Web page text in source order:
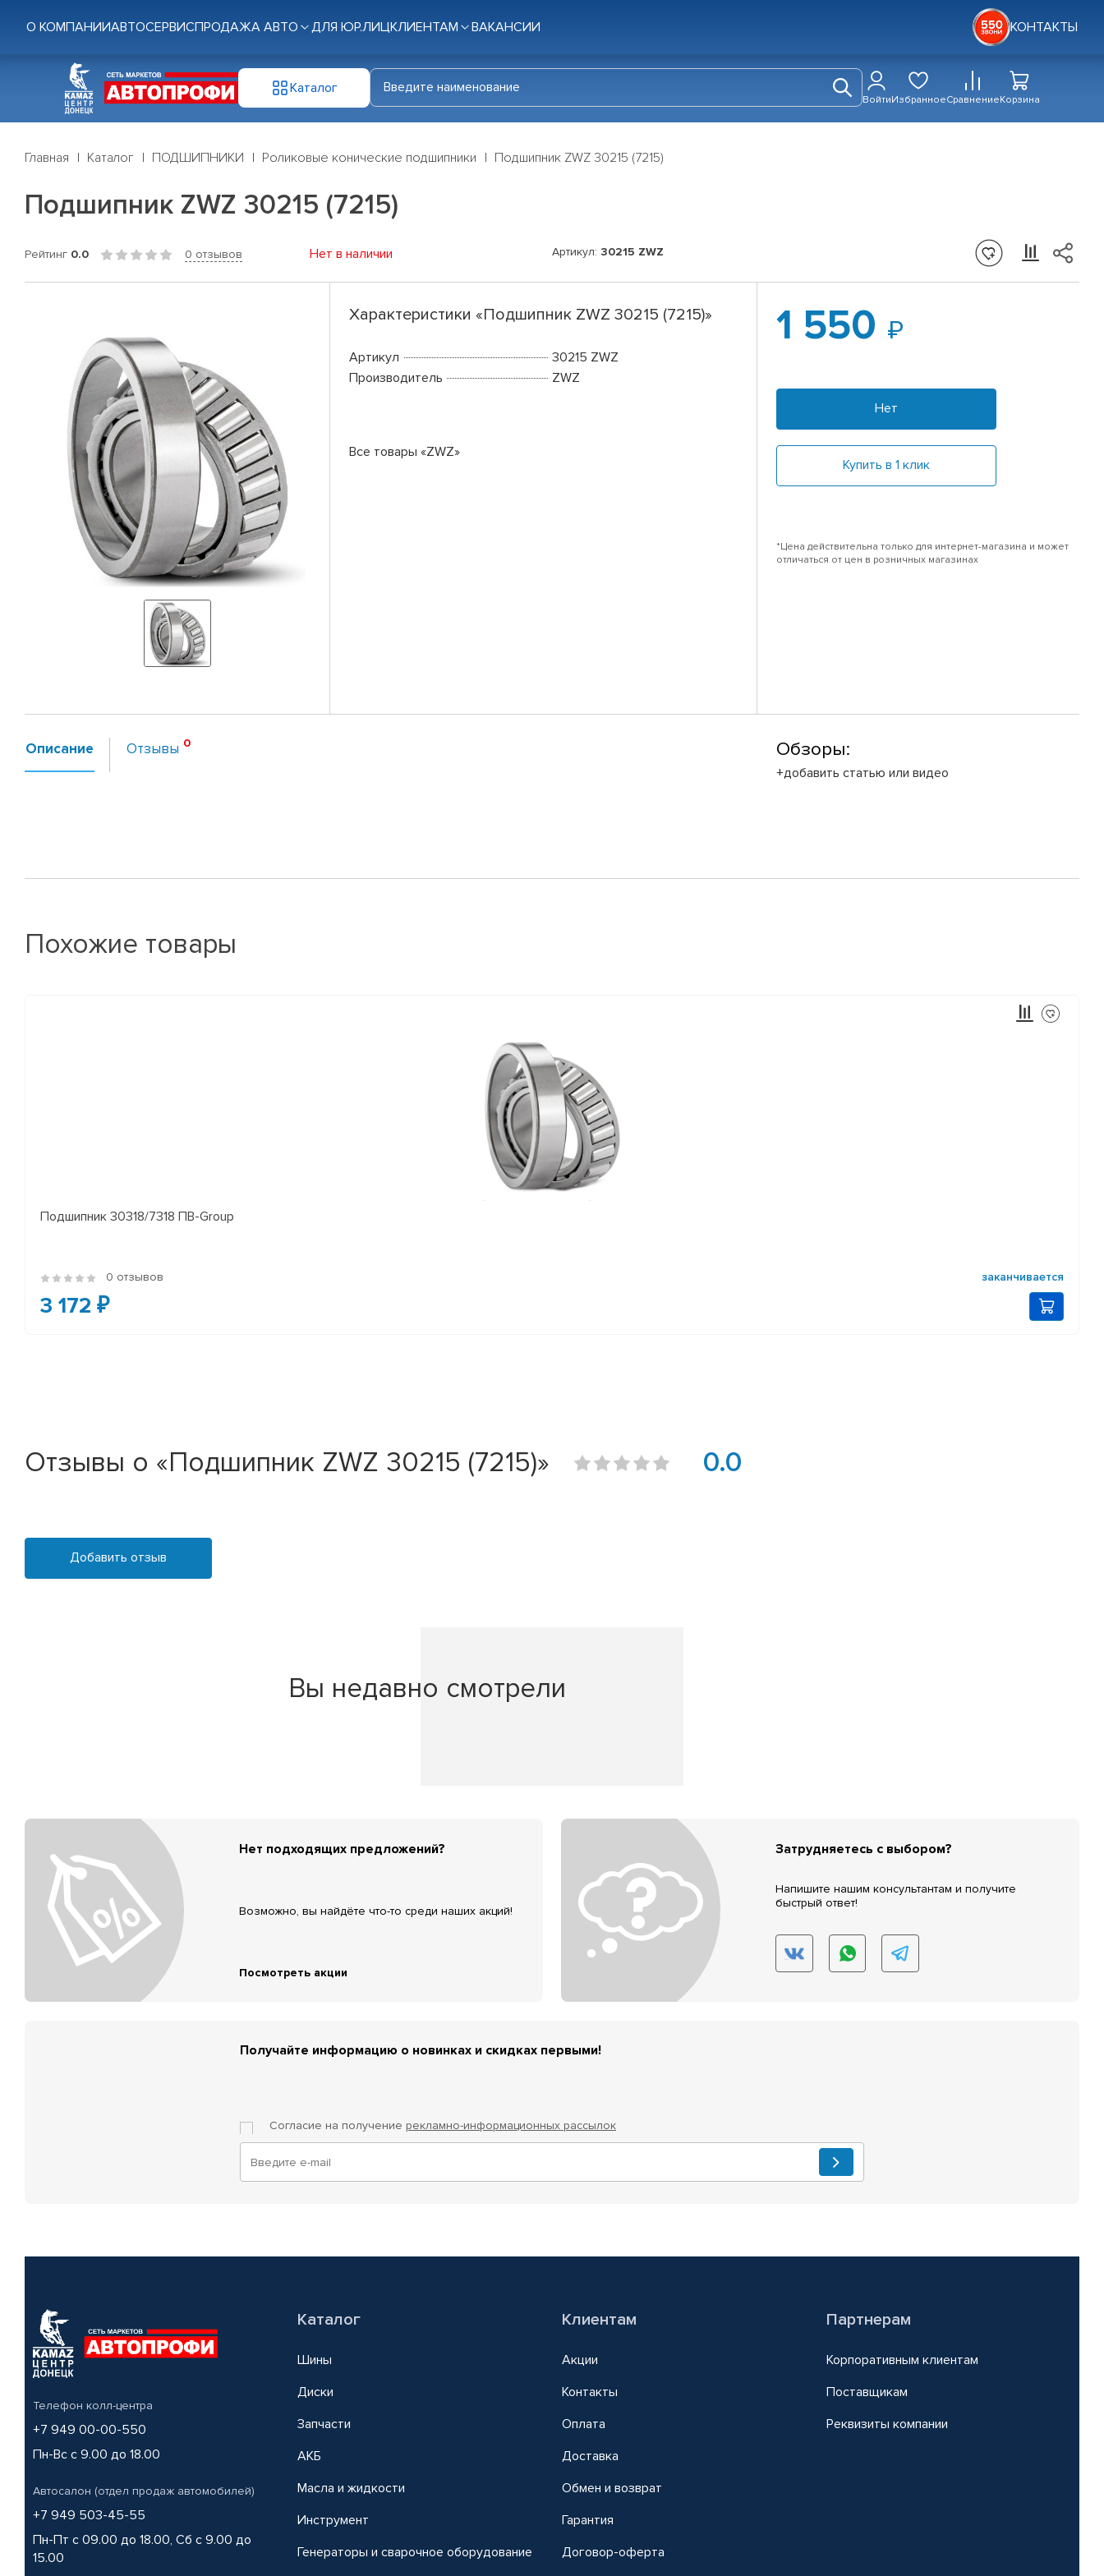
О КОМПАНИИАВТОСЕРВИСПРОДАЖА АВТО ДЛЯ ЮР.ЛИЦКЛИЕНТАМ ВАКАНСИИ КОНТАКТЫ
Каталог
ВойтиИзбранноеСравнениеКорзина
Главная Каталог ПОДШИПНИКИ Роликовые конические подшипники Подшипник ZWZ 30215 (7215)
Подшипник ZWZ 30215 (7215)
Рейтинг 0.0 0 отзывов Нет в наличии Артикул: 30215 ZWZ
Характеристики «Подшипник ZWZ 30215 (7215)»
Артикул
30215 ZWZ
Производитель
ZWZ
Все товары «ZWZ»
1 550
Нет
Купить в 1 клик
*Цена действительна только для интернет-магазина и может
отличаться от цен в розничных магазинах
Описание Отзывы Обзоры:
+добавить статью или видео
Похожие товары
Подшипник 30318/7318 ПВ-Group
0 отзывов заканчивается
3 172 ₽
Отзывы о «Подшипник ZWZ 30215 (7215)» 0.0
Добавить отзыв
Вы недавно смотрели
Нет подходящих предложений?
Возможно, вы найдёте что-то среди наших акций!
Посмотреть акции
Затрудняетесь с выбором?
Напишите нашим консультантам и получите
быстрый ответ!
Получайте информацию о новинках и скидках первыми!
Согласие на получение рекламно-информационных рассылок
Телефон колл-центра
+7 949 00-00-550
Пн-Вс с 9.00 до 18.00
Автосалон (отдел продаж автомобилей)
+7 949 503-45-55
Пн-Пт с 09.00 до 18.00, Сб с 9.00 до
15.00
Каталог
Шины
Диски
Запчасти
АКБ
Масла и жидкости
Инструмент
Генераторы и сварочное оборудование
Клиентам
Акции
Контакты
Оплата
Доставка
Обмен и возврат
Гарантия
Договор-оферта
Партнерам
Корпоративным клиентам
Поставщикам
Реквизиты компании